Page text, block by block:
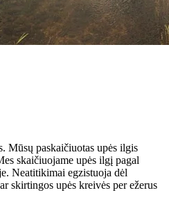
Mūsų paskaičiuotas upės ilgis
skaičiuojame upės ilgį pagal
Neatitikimai egzistuoja dėl
skirtingos upės kreivės per ežerus